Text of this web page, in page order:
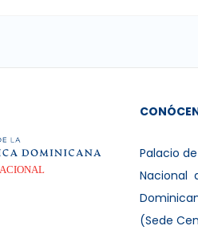
Palacio
Nacional
(Sede